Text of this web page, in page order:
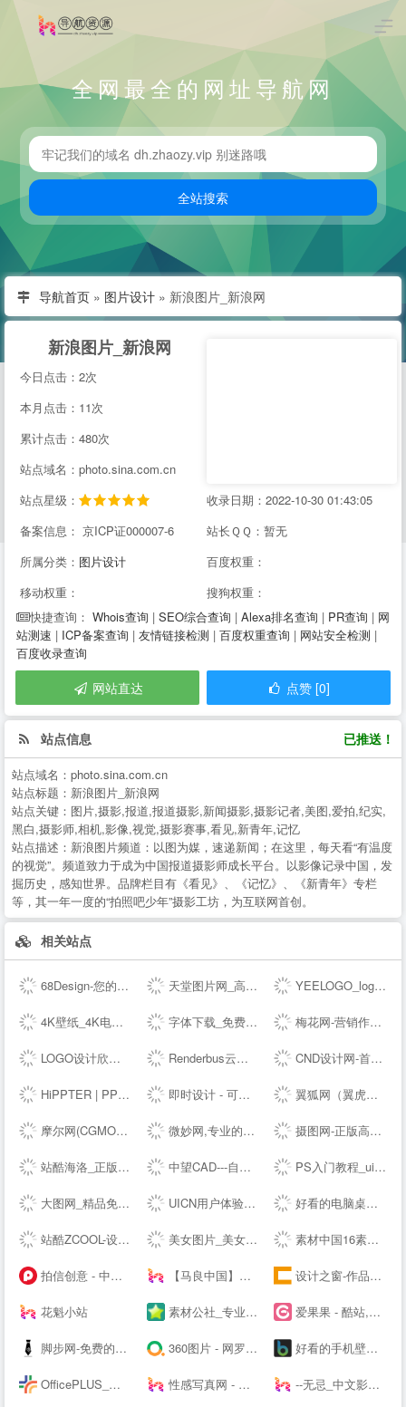
全网最全的网址导航网
导航首页 » 图片设计 » 新浪图片_新浪网
新浪图片_新浪网
今日点击：2次
本月点击：11次
累计点击：480次
站点域名：photo.sina.com.cn
站点星级：
收录日期：2022-10-30 01:43:05
备案信息： 京ICP证000007-6
站长ＱＱ：暂无
所属分类： 图片设计
百度权重：
移动权重：
搜狗权重：
快捷查询： Whois查询 | SEO综合查询 | Alexa排名查询 | PR查询 | 网
站测速 | ICP备案查询 | 友情链接检测 | 百度权重查询 | 网站安全检测 |
百度收录查询
网站直达 点赞 [0]
站点信息 已推送！
站点域名： photo.sina.com.cn
站点标题： 新浪图片_新浪网
站点关键： 图片,摄影,报道,报道摄影,新闻摄影,摄影记者,美图,爱拍,纪实,
黑白,摄影师,相机,影像,视觉,摄影赛事,看见,新青年,记忆
站点描述： 新浪图片频道：以图为媒，速递新闻；在这里，每天看“有温度
的视觉”。频道致力于成为中国报道摄影师成长平台。以影像记录中国，发
掘历史，感知世界。品牌栏目有《看见》、《记忆》、《新青年》专栏
等，其一年一度的“拍照吧少年”摄影工坊，为互联网首创。
相关站点
68Design-您的线上设计部，找设计师远程工作专业平台 天堂图片网_高清无水印图片大全，唯美图片、桌面壁纸、高清图片素材大全 YEELOGO_logo在线制作
4K壁纸_4K电脑壁纸_4K高清壁纸下载_4K,5K,6K,7K,8K壁纸图片素材_彼岸图网 字体下载_免费字体下载_商用字体设计定制--字魂网 梅花网-营销作品宝库
LOGO设计欣赏_国外标志设计欣赏 - LOGO圈 Renderbus云渲染农场-海量机器云渲染平台,高效3D云渲染服务 CND设计网-首席设计师网络媒体,为设计师提供有效的传播和服务,设计网络首选品牌,设计网络首选品牌
HiPPTER | PPT资源导航 | PPT模板图表等设计素材免费下载 即时设计 - 可实时协作的专业 UI 设计工具 翼狐网（翼虎网）-学设计，上翼狐！
摩尔网(CGMOL),3D模型免费共享,--交易平台,设计师互动平台,分享改变未来 微妙网,专业的动画师、特效师、CG模型设计师网站！ - wmiao.com 摄图网-正版高清图片免费下载_商用设计素材图库
站酷海洛_正版图片_视频_字体_音乐素材交易平台_站酷旗下品牌 中望CAD---自主研发的二三维CAD软件机械设计制图软件免费下载及初学入门教程 PS入门教程_ui设计教程_淘宝美工教程_电商设计_设计教程_设计素材_字体下载_设计先锋网
大图网_精品免费素材共享平台www.daimg.com UICN用户体验设计平台 好看的电脑桌面壁纸_高清壁纸下载-壁纸图片大全
站酷ZCOOL-设计师互动平台-打开站酷，发现更好的设计！ 美女图片_美女壁纸_写真女神_极品尤物_宅男女神尽在—奇妙尤物网 素材中国16素材网 - 素材中国16素材网
拍信创意 - 中国领先的创意内容素材平台 素材网 素材库 高清图片视频源文件下载 【马良中国】免费3Dmax视频教程_3D室内设计_室外建筑_动画漫游设计学习视频-马良中国maliang.com 设计之窗-作品设计及备案门户
花魁小站 素材公社_专业设计素材网_高清图片网站 爱果果 - 酷站,H5,UI,网页模板、素材免费下载,案例欣赏
脚步网-免费的在线简历制作平台-3万套个人简历模板 360图片 - 网罗天下美图 好看的手机壁纸_高清手机壁纸图片_苹果手机壁纸下载－手机壁纸大全
OfficePLUS_微软官方Office模板服务平台_ppt模板_会员免费_工作总结_求职简历 性感写真网 - 专注优秀的美图资源分享 --无忌_中文影像生活门户